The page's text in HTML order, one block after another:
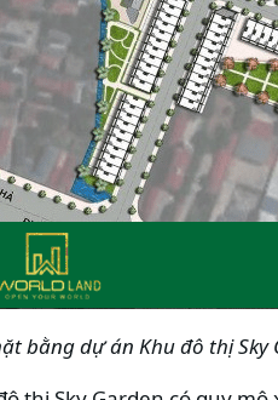
bằng dự án Khu đô thị Sky